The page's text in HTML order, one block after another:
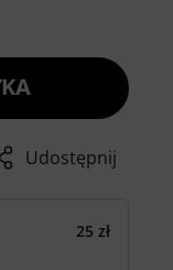
Udostępnij
25 zł